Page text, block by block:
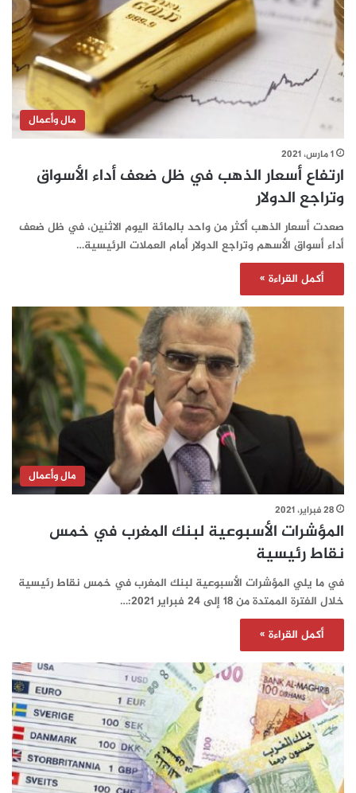
مال وأعمال
1 مارس، 2021
ارتفاع أسعار الذهب في ظل ضعف أداء الأسواق
وتراجع الدولار
صعدت أسعار الذهب أكثر من واحد بالمائة اليوم الاثنين، في ظل ضعف
أداء أسواق الأسهم وتراجع الدولار أمام العملات الرئيسية…
أكمل القراءة »
مال وأعمال
28 فبراير، 2021
المؤشرات الأسبوعية لبنك المغرب في خمس
نقاط رئيسية
في ما يلي المؤشرات الأسبوعية لبنك المغرب في خمس نقاط رئيسية
خلال الفترة الممتدة من 18 إلى 24 فبراير 2021:…
أكمل القراءة »